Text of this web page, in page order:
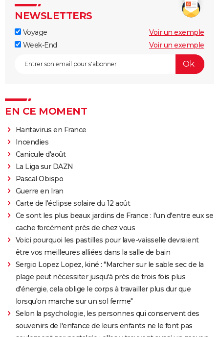
NEWSLETTERS
Voyage
Voir un exemple
Week-End
Voir un exemple
EN CE MOMENT
Hantavirus en France
Incendies
Canicule d'août
La Liga sur DAZN
Pascal Obispo
Guerre en Iran
Carte de l'éclipse solaire du 12 août
Ce sont les plus beaux jardins de France : l'un d'entre eux se
cache forcément près de chez vous
Voici pourquoi les pastilles pour lave-vaisselle devraient
être vos meilleures alliées dans la salle de bain
Sergio Lopez Lopez, kiné : "Marcher sur le sable sec de la
plage peut nécessiter jusqu'à près de trois fois plus
d'énergie, cela oblige le corps à travailler plus dur que
lorsqu'on marche sur un sol ferme"
Selon la psychologie, les personnes qui conservent des
souvenirs de l'enfance de leurs enfants ne le font pas